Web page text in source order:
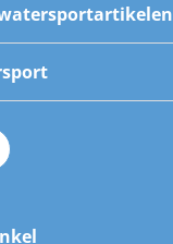
reddingsvesten